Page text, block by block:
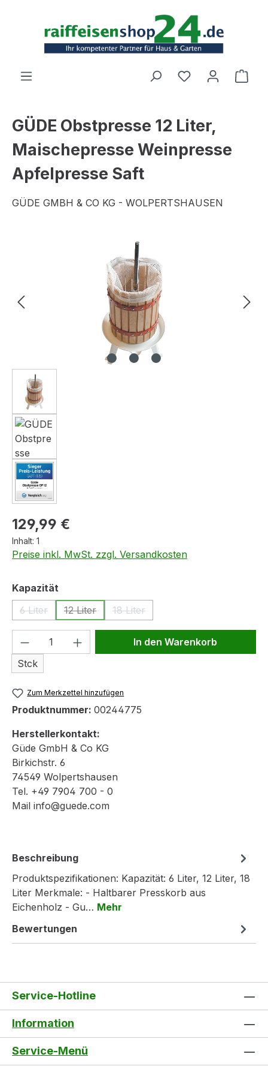
GÜDE Obstpresse 12 Liter,
Maischepresse Weinpresse
Apfelpresse Saft
GÜDE GMBH & CO KG - WOLPERTSHAUSEN
Regulärer Preis:
129,99 €
Inhalt: 1
Preise inkl. MwSt. zzgl. Versandkosten
Kapazität
6 Liter
(Diese Option ist zurzeit nicht verfügbar.)
12 Liter
(Diese Option ist zurzeit nicht verfügbar.)
18 Liter
(Diese Option ist zurzeit nicht
Produkt Anzahl: Gib den
Stck
In den Warenkorb
Zum Merkzettel hinzufügen
Produktnummer: 00244775
Herstellerkontakt:
Güde GmbH & Co KG
Birkichstr. 6
74549 Wolpertshausen
Tel. +49 7904 700 - 0
Mail info@guede.com
Beschreibung
Produktspezifikationen: Kapazität: 6 Liter, 12 Liter, 18
Liter Merkmale: - Haltbarer Presskorb aus
Eichenholz - Gu… Mehr
Bewertungen
Service-Hotline
Information
Service-Menü